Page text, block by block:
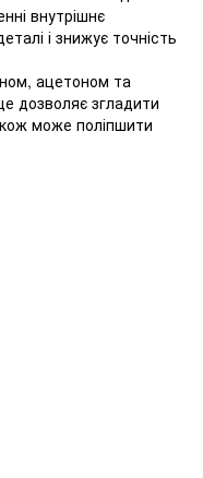
внутрішнє
і знижує точність
ацетоном та
дозволяє згладити
може поліпшити